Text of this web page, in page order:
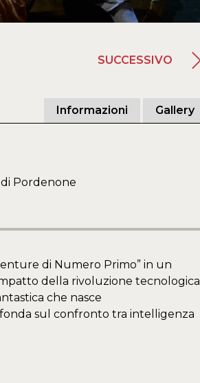
SUCCESSIVO
Informazioni Gallery
Pordenone
di Numero Primo” in un
della rivoluzione tecnologica
che nasce
fonda sul confronto tra intelligenza